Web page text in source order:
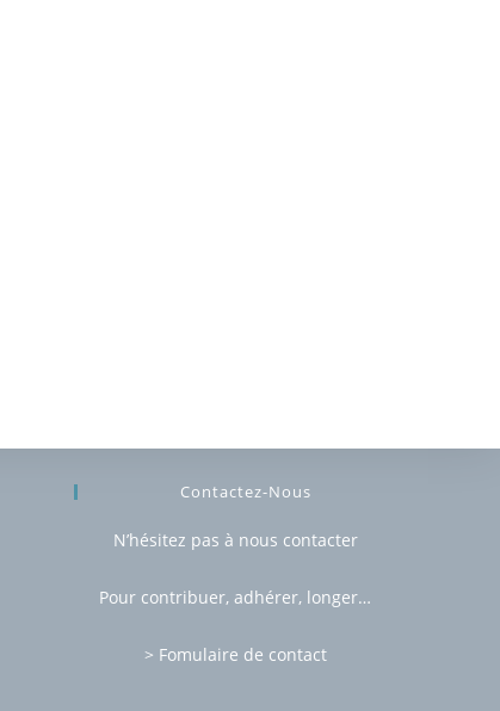
Contactez-Nous
N’hésitez pas à nous contacter
Pour contribuer, adhérer, longer…
> Fomulaire de contact